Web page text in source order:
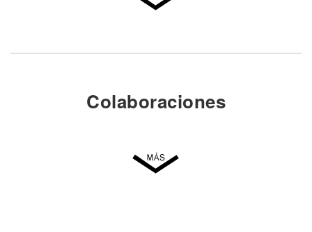
Colaboraciones